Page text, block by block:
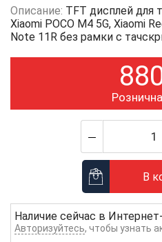
Описание: TFT дисплей для
Xiaomi POCO M4 5G, Xiaomi
Note 11R без рамки с
В
Наличие сейчас в
Авторизуйтесь, чтобы узнать